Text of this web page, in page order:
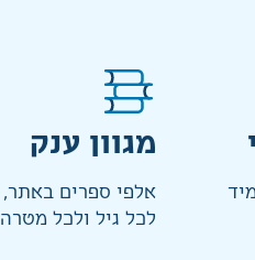
מגוון ענק
אלפי ספרים באתר,
לכל גיל ולכל מטרה